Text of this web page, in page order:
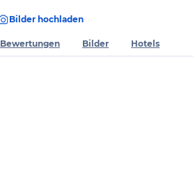
Bilder hochladen
Bewertungen Bilder Hotels